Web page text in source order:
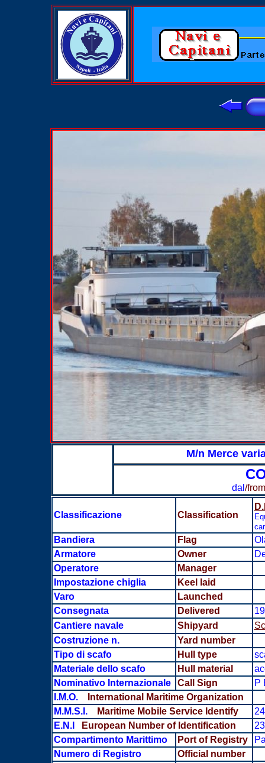
M/n Merce
dal /from
Classificazione Classification
Bandiera Flag
Armatore
Owner
Operatore
Manager
Impostazione chiglia
Keel laid
Varo
Launched
Consegnata
Delivered
Cantiere navale
Shipyard
Costruzione n.
Yard number
Tipo di scafo
Hull type
Materiale dello scafo
Hull material
Nominativo Internazionale
Call Sign
P
I.M.O.
International Maritime Organization
M.M.S.I.
Maritime Mobile Service Identify
E.N.I
European Number of Identification
Compartimento Marittimo
Port of Registry
Numero di Registro
Official number